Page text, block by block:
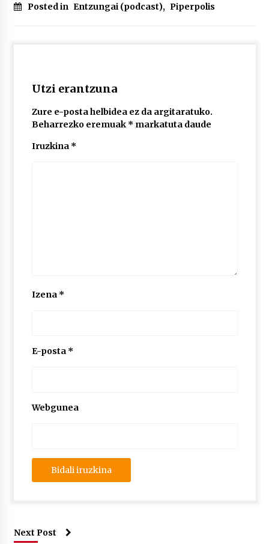
Uribitarte40 aretoan
SOINUGELA: Paul McCartney eta Ringo Starr-en
Posted in Entzungai (podcast), Piperpolis
Utzi erantzuna
Zure e-posta helbidea ez da argitaratuko.
Beharrezko eremuak * markatuta daude
Iruzkina *
Izena *
E-posta *
Webgunea
Next Post